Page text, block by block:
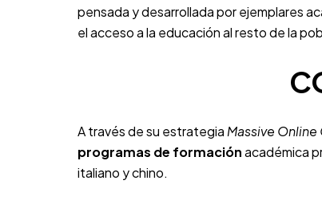
pensada y desarrollada por ejemplares
el acceso a la educación al resto de la
A través de su estrategia Massive
programas de formaciónacadémica
italiano y chino.